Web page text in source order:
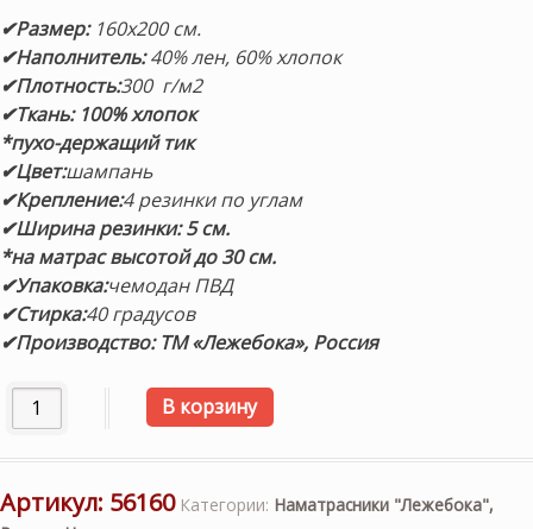
✔Размер: 160х200 см.
✔Наполнитель:40% лен, 60% хлопок
✔Плотность:300 г/м2
✔Ткань: 100% хлопок
*пухо-держащий тик
✔Цвет:шампань
✔Крепление:4 резинки по углам
✔Ширина резинки: 5 см.
*на матрас высотой до 30 см.
✔Упаковка:чемодан ПВД
✔Стирка:40 градусов
✔Производство: ТМ «Лежебока», Россия
Количество товара Наматрасник «Лен Хлопок»
В корзину
Артикул: 56160 Категории: Наматрасники "Лежебока",